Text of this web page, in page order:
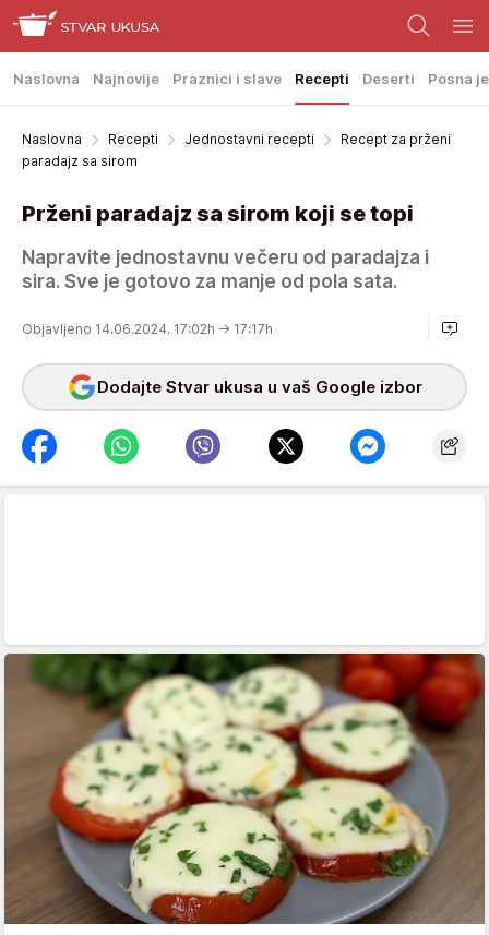
Naslovna Najnovije Praznici i slave Recepti Deserti Posna
Naslovna Recepti Jednostavni recepti
Recept za prženi
paradajz sa sirom
Prženi paradajz sa sirom koji se topi
Napravite jednostavnu večeru od paradajza i
sira. Sve je gotovo za manje od pola sata.
Objavljeno 14.06.2024. 17:02h → 17:17h
Dodajte Stvar ukusa u vaš Google izbor